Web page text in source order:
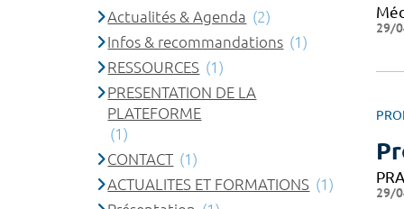
29/
29/
Actualités & Agenda (2)
Infos & recommandations (1)
RESSOURCES (1)
PRESENTATION DE LA
PLATEFORME
(1)
CONTACT (1)
ACTUALITES ET FORMATIONS (1)